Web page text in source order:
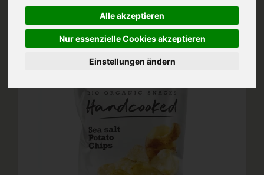
Alle akzeptieren
Nur essenzielle Cookies akzeptieren
Einstellungen ändern